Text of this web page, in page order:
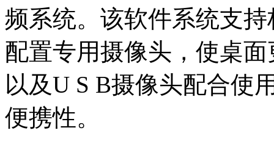
频系统。该软件系统支
配置专用摄像头，使桌
以及U S B摄像头配合使
便携性。